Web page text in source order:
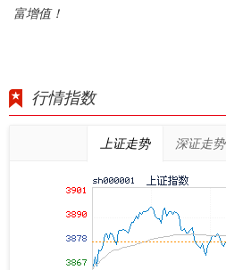
富增值！
行情指数
上证走势 深证走势